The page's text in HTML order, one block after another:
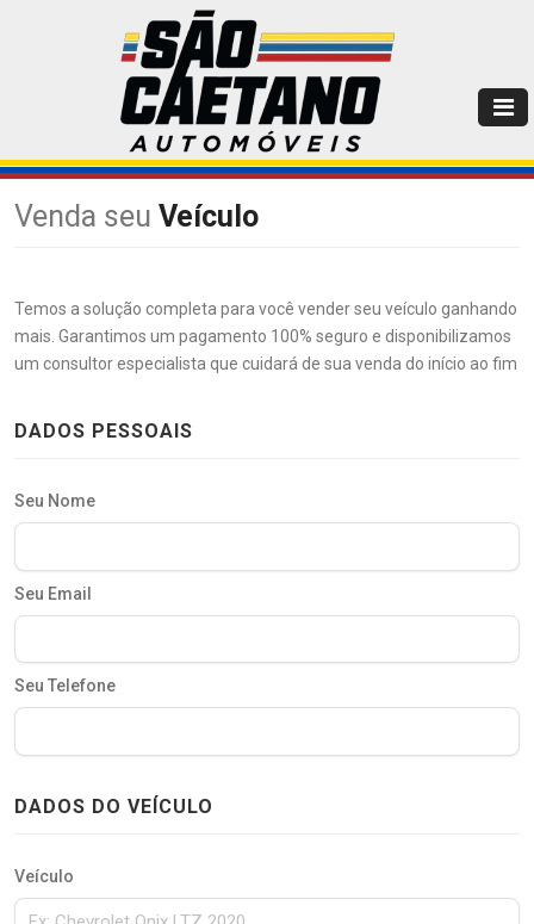
Venda seu Veículo
Temos a solução completa para você vender seu veículo ganhando
mais. Garantimos um pagamento 100% seguro e disponibilizamos
um consultor especialista que cuidará de sua venda do início ao fim
DADOS PESSOAIS
Seu Nome
Seu Email
Seu Telefone
DADOS DO VEÍCULO
Veículo